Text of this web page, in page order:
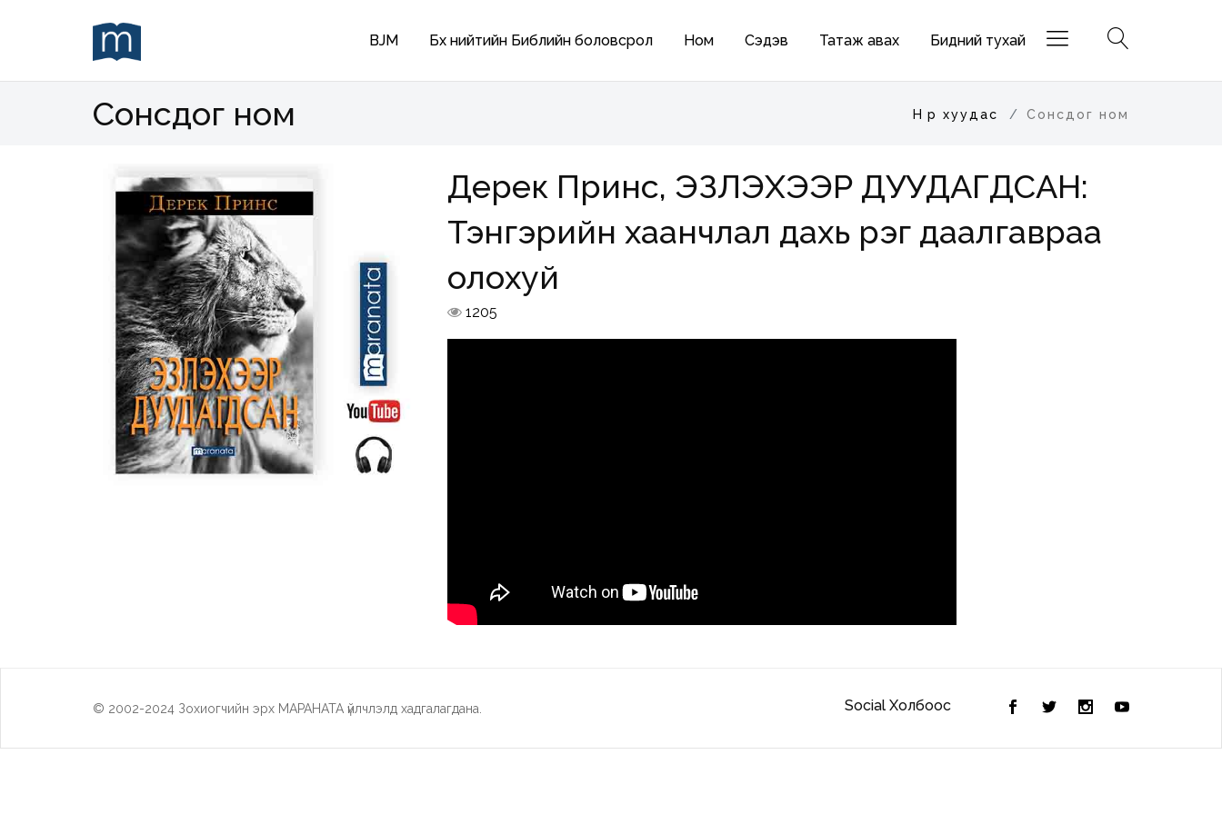
BJM Бүх нийтийн Библийн боловсрол Ном Сэдэв Татаж авах Бидний тухай
Сонсдог ном Нүүр хуудас Сонсдог ном
Дерек Принс, ЭЗЛЭХЭЭР ДУУДАГДСАН:
Тэнгэрийн хаанчлал дахь үүрэг даалгавраа
олохуй
1205
© 2002-2024 Зохиогчийн эрх МАРАНАТА үйлчлэлд хадгалагдана. Social Холбоос